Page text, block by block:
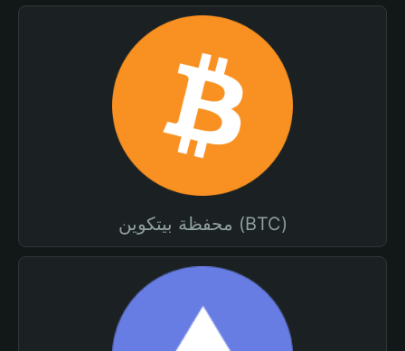
محفظة بيتكوين (BTC)